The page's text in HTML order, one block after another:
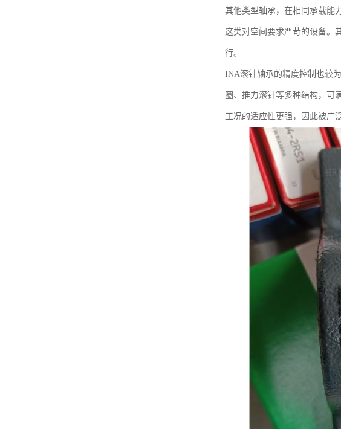
其他类型轴承，在相同承载能
这类对空间要求严苛的设备。
行。
INA滚针轴承的精度控制也较
圈、推力滚针等多种结构，可
工况的适应性更强，因此被广